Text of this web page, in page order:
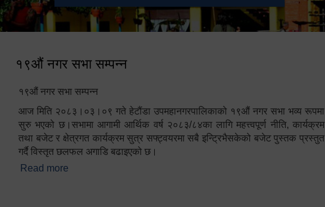
१९औं नगर सभा सम्पन्न
१९औं नगर सभा सम्पन्न
आज मिति २०८३।०३।०९ गते हेटौंडा उपमहानगरपालिकाको १९औं नगर सभा भव्य रूपमा
सुरु भएको छ।सभामा आगामी आर्थिक वर्ष २०८३/८४का लागि महत्त्वपूर्ण नीति, कार्यक्रम
तथा बजेट र क्षेत्रगत कार्यक्रम सुत्र सफ्ट्वयरमा सबै इन्ट्रिभैसकेको बजेट पुस्तक प्रस्तुत
गर्दै विस्तृत छलफल अगाडि बढाइएको छ।
Read more